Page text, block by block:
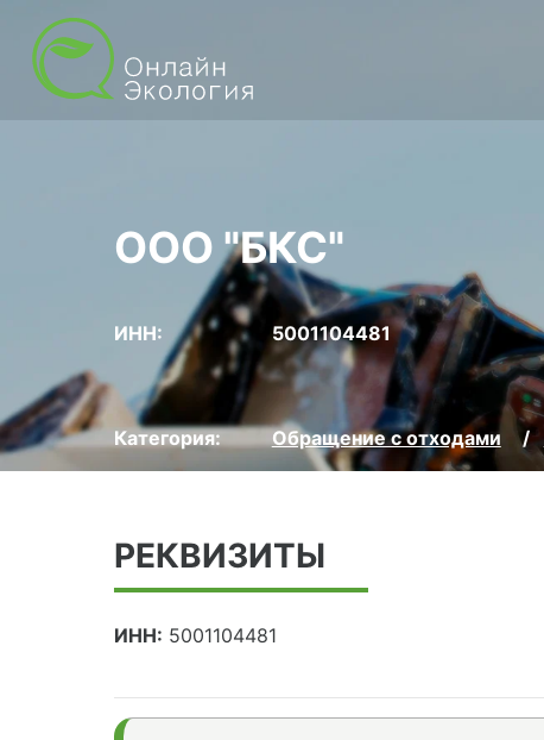
ООО "БКС"
ИНН: 5001104481
Категория: Обращение с отходами
РЕКВИЗИТЫ
ИНН: 5001104481